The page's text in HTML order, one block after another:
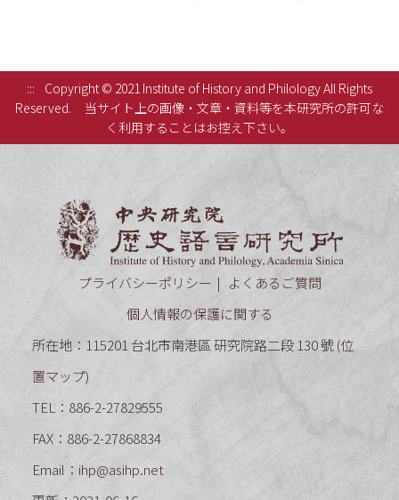
:::
Copyright © 2021 Institute of History and Philology All Rights
Reserved.
当サイト上の画像・文章・資料等を本研究所の許可な
く利用することはお控え下さい。
プライバシーポリシー
よくあるご質問
個人情報の保護に関する
所在地：115201 台北市南港區 研究院路二段 130 號 (位
置マップ)
TEL：886-2-27829555
FAX：886-2-27868834
Email： ihp@asihp.net